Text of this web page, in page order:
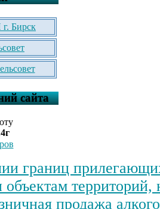
Бирск
сайта
границ
объектам территорий,
продажа